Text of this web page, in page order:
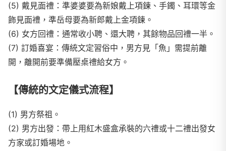
(5) 戴見面禮：準婆婆要為新娘戴上項鍊、手鐲、耳環等金
飾見面禮，準岳母要為新郎戴上金項鍊。
(6) 女方回禮：通常收小聘、還大聘，其餘物品回禮一半。
(7) 訂婚喜宴：傳統文定習俗中，男方見「魚」需提前離
開，離開前要準備壓桌禮給女方。
【傳統的文定儀式流程】
(1) 男方祭祖。
(2) 男方出發：帶上用紅木盛盒承裝的六禮或十二禮出發女
方家或訂婚場地。